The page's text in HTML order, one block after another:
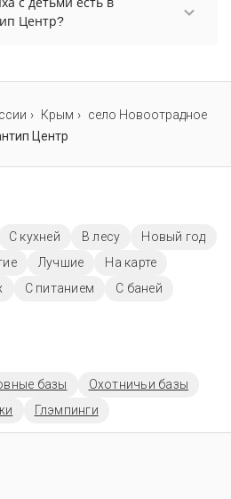
с детьми есть в
Центр?
Крым
село Новоотрадное
Центр
С кухней В лесу
Новый год
Лучшие
На карте
С питанием
С баней
базы
Охотничьи базы
Глэмпинги